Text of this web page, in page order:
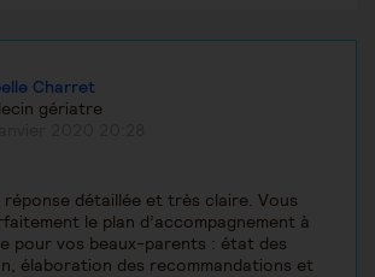
Charret
gériatre
détaillée et très claire. Vous
le plan d’accompagnement à
pour vos beaux-parents : état des
élaboration des recommandations et